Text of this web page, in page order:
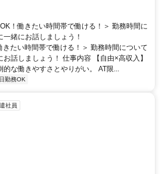
制度あり（休日は自家用車として使用
！働きたい時間帯で働ける！＞ 勤務時間に
緒にお話しましょう！
きたい時間帯で働ける！＞ 勤務時間について
話しましょう！ 仕事内容 【自由×高収入】
な働きやすさとやりがい。 AT限...
勤務OK
社員